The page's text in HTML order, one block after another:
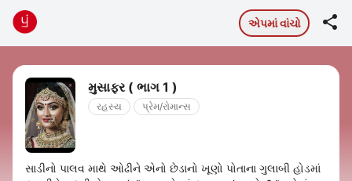
એપમાં વાંચો 
મુસાફર ( ભાગ 1 )
રહસ્ય પ્રેમ/રોમાન્સ
સાડીનો પાલવ માથે ઓઢીને એનો છેડાનો ખૂણો પોતાના ગુલાબી હોડમાં